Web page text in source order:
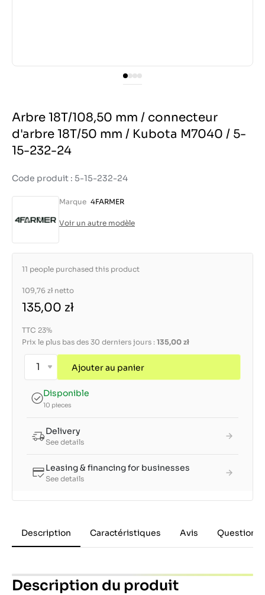
Arbre 18T/108,50 mm / connecteur
d'arbre 18T/50 mm / Kubota M7040 / 5-
15-232-24
Code produit : 5-15-232-24
Marque 4FARMER
Voir un autre modèle
11 people purchased this product
109,76 zł netto
135,00 zł
TTC 23%
Prix le plus bas des 30 derniers jours : 135,00 zł
Ajouter au panier
Disponible
10 pieces
Delivery
See details
Leasing & financing for businesses
See details
Description Caractéristiques Avis Questions
Description du produit